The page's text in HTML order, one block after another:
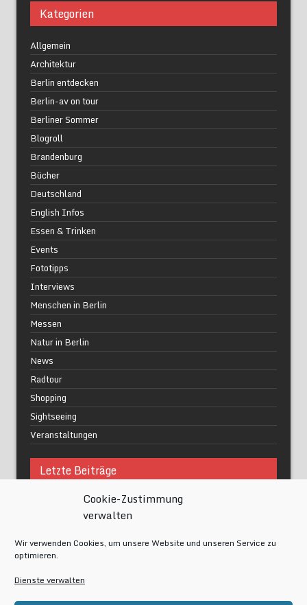
Cookie-Zustimmung
verwalten
Wir verwenden Cookies, um unsere Website und unseren Service zu
optimieren.
Dienste verwalten
Kategorien
Allgemein
Architektur
Berlin entdecken
Berlin-av on tour
Berliner Sommer
Blogroll
Brandenburg
Bücher
Deutschland
English Infos
Essen & Trinken
Events
Fototipps
Interviews
Menschen in Berlin
Messen
Natur in Berlin
News
Radtour
Shopping
Sightseeing
Veranstaltungen
Letzte Beiträge
Was macht urbane Lebensqualität wirklich aus?
Grüne Oasen in Berlin
Festival of Lights Berlin 2024
Gesund schlafen im modernen Alltag